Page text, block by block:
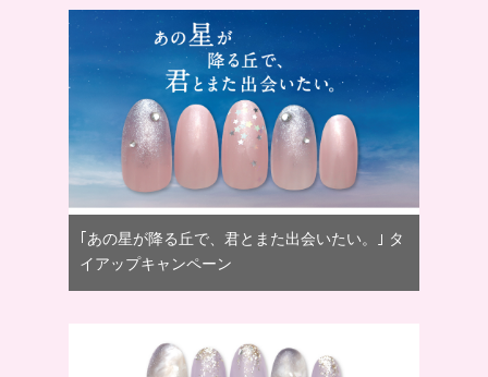
｢あの星が降る丘で、君とまた出会いたい。｣ タ
イアップキャンペーン